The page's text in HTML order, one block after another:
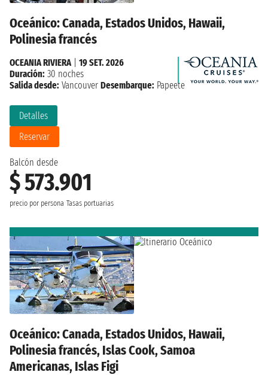
Oceánico: Canada, Estados Unidos, Hawaii,
Polinesia francés
Balcón desde
$ 573.901
precio por persona Tasas portuarias
Detalles
Reservar
OCEANIA RIVIERA| 19 SET. 2026
Duración: 30 noches
Salida desde: Vancouver Desembarque: Papeete
Oceánico: Canada, Estados Unidos, Hawaii,
Polinesia francés, Islas Cook, Samoa
Americanas, Islas Figi